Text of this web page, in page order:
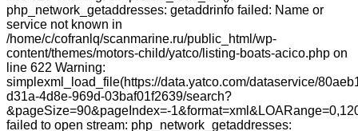
php_network_getaddresses: getaddrinfo failed: Name or
service not known in
/home/c/cofranlq/scanmarine.ru/public_html/wp-
content/themes/motors-child/yatco/listing-boats-acico.php on
line 622 Warning:
simplexml_load_file(https://data.yatco.com/dataservice/
d31a-4d8e-969d-03baf01f2639/search?
&pageSize=90&pageIndex=-
failed to open stream: php_network_getaddresses: